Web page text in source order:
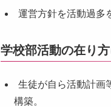
運営方針を活動過多
学校部活動の在り
生徒が自ら活動計画
構築。